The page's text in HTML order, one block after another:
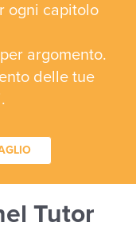
ogni capitolo
argomento.
delle tue
Tutor